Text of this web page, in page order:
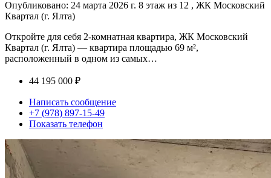
Опубликовано: 24 марта 2026 г. 8 этаж из 12 , ЖК Московский
Квартал (г. Ялта)
Откройте для себя 2-комнатная квартира, ЖК Московский
Квартал (г. Ялта) — квартира площадью 69 м²,
расположенный в одном из самых…
44 195 000 ₽
Написать сообщение
+7 (978) 897-15-49
Показать телефон